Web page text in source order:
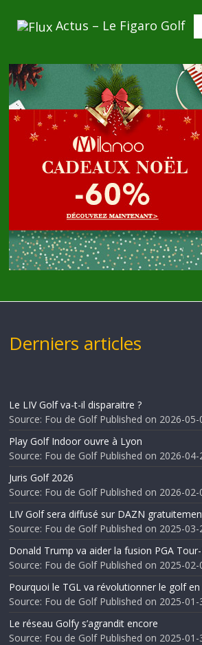
Actus – Le Figaro Golf
Derniers articles
Le LIV Golf va-t-il disparaitre ?
Source: Fou de Golf Published on 2026-05-
Play Golf Indoor ouvre à Lyon
Source: Fou de Golf Published on 2026-04-
Juris Golf 2026
Source: Fou de Golf Published on 2026-02-
LIV Golf sera diffusé sur DAZN
Source: Fou de Golf Published on 2025-03-
Donald Trump va aider la fusion PGA
Source: Fou de Golf Published on 2025-02-
Pourquoi le TGL va révolutionner le golf en
Source: Fou de Golf Published on 2025-01-
Le réseau Golfy s’agrandit encore
Source: Fou de Golf Published on 2025-01-